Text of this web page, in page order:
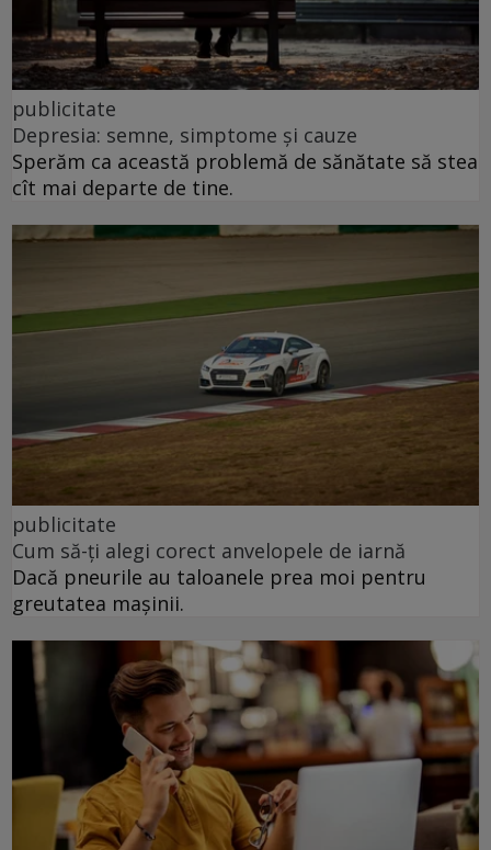
publicitate
Depresia: semne, simptome și cauze
Sperăm ca această problemă de sănătate să stea
cît mai departe de tine.
publicitate
Cum să-ți alegi corect anvelopele de iarnă
Dacă pneurile au taloanele prea moi pentru
greutatea mașinii.